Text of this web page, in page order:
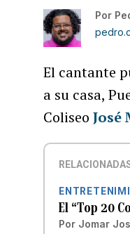
Por
El cantante
a su casa,
Coliseo José
El “Top 20
Por Jomar